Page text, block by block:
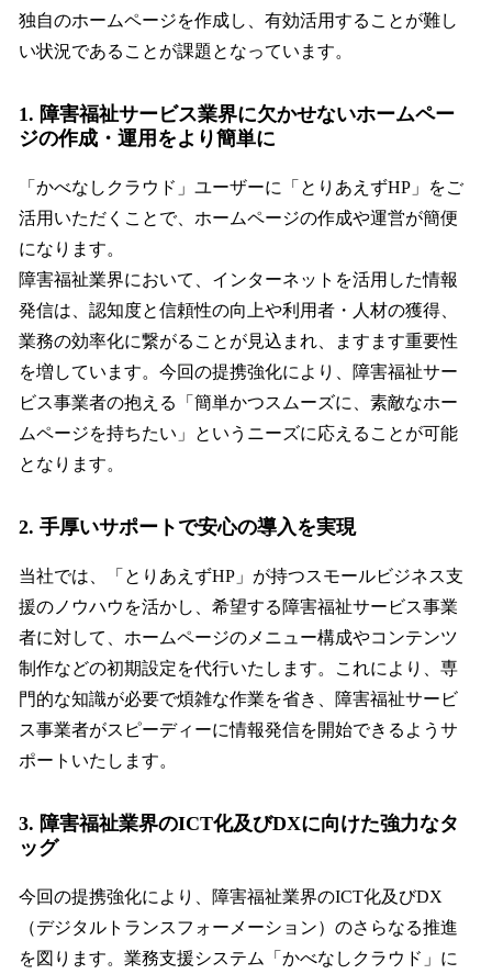
独自のホームページを作成し、有効活用することが難し
い状況であることが課題となっています。
1. 障害福祉サービス業界に欠かせないホームペー
ジの作成・運用をより簡単に
「かべなしクラウド」ユーザーに「とりあえずHP」をご
活用いただくことで、ホームページの作成や運営が簡便
になります。
障害福祉業界において、インターネットを活用した情報
発信は、認知度と信頼性の向上や利用者・人材の獲得、
業務の効率化に繋がることが見込まれ、ますます重要性
を増しています。今回の提携強化により、障害福祉サー
ビス事業者の抱える「簡単かつスムーズに、素敵なホー
ムページを持ちたい」というニーズに応えることが可能
となります。
2. 手厚いサポートで安心の導入を実現
当社では、「とりあえずHP」が持つスモールビジネス支
援のノウハウを活かし、希望する障害福祉サービス事業
者に対して、ホームページのメニュー構成やコンテンツ
制作などの初期設定を代行いたします。これにより、専
門的な知識が必要で煩雑な作業を省き、障害福祉サービ
ス事業者がスピーディーに情報発信を開始できるようサ
ポートいたします。
3. 障害福祉業界のICT化及びDXに向けた強力なタ
ッグ
今回の提携強化により、障害福祉業界のICT化及びDX
（デジタルトランスフォーメーション）のさらなる推進
を図ります。業務支援システム「かべなしクラウド」に